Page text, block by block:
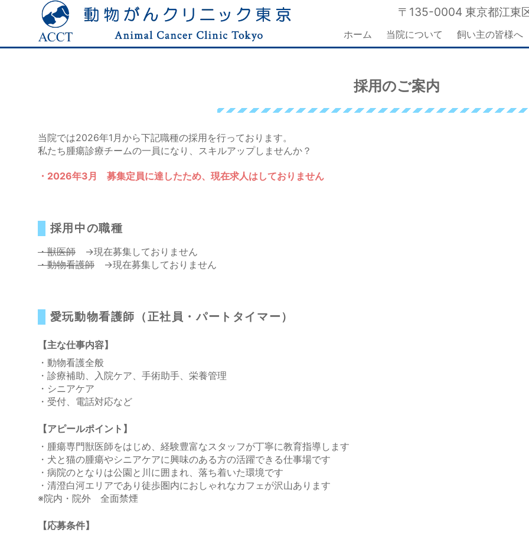
〒135-0004 東京都江東
ホーム 当院について 飼い主の皆様へ
採用のご案内
当院では2026年1月から下記職種の採用を行っております。
私たち腫瘍診療チームの一員になり、スキルアップしませんか？
・2026年3月 募集定員に達したため、現在求人はしておりません
採用中の職種
・獣医師 →現在募集しておりません
・動物看護師 →現在募集しておりません
愛玩動物看護師（正社員・パートタイマー）
【主な仕事内容】
・動物看護全般
・診療補助、入院ケア、手術助手、栄養管理
・シニアケア
・受付、電話対応など
【アピールポイント】
・腫瘍専門獣医師をはじめ、経験豊富なスタッフが丁寧に教育指導します
・犬と猫の腫瘍やシニアケアに興味のある方の活躍できる仕事場です
・病院のとなりは公園と川に囲まれ、落ち着いた環境です
・清澄白河エリアであり徒歩圏内におしゃれなカフェが沢山あります
※院内・院外 全面禁煙
【応募条件】